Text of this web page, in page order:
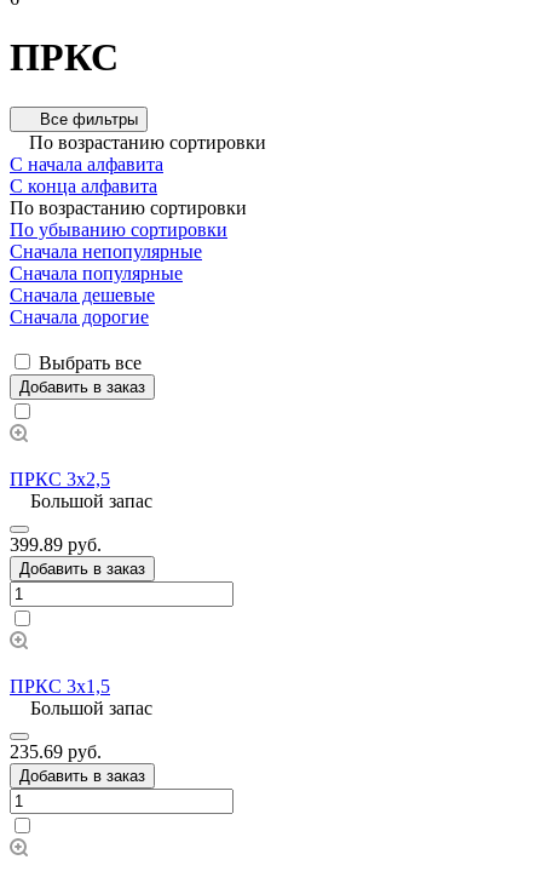
ПРКС
Все фильтры
По возрастанию сортировки
С начала алфавита
С конца алфавита
По возрастанию сортировки
По убыванию сортировки
Сначала непопулярные
Сначала популярные
Сначала дешевые
Сначала дорогие
Выбрать все
Добавить в заказ
ПРКС 3х2,5
Большой запас
399.89 руб.
Добавить в заказ
ПРКС 3х1,5
Большой запас
235.69 руб.
Добавить в заказ